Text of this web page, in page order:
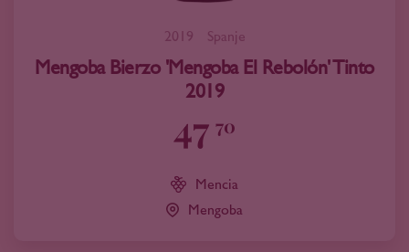
2019 Spanje
Mengoba Bierzo 'Mengoba El Rebolón' Tinto
2019
47 70
Mencia
Mengoba